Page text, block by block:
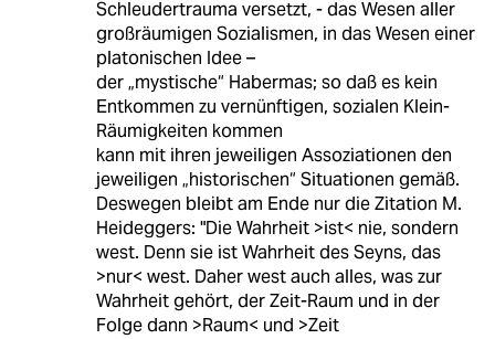
Schleudertrauma versetzt, - das Wesen aller
großräumigen Sozialismen, in das Wesen einer
platonischen Idee –
der „mystische“ Habermas; so daß es kein
Entkommen zu vernünftigen, sozialen Klein-
Räumigkeiten kommen
kann mit ihren jeweiligen Assoziationen den
jeweiligen „historischen“ Situationen gemäß.
Deswegen bleibt am Ende nur die Zitation M.
Heideggers: "Die Wahrheit >ist< nie, sondern
west. Denn sie ist Wahrheit des Seyns, das
>nur< west. Daher west auch alles, was zur
Wahrheit gehört, der Zeit-Raum und in der
Folge dann >Raum< und >Zeit